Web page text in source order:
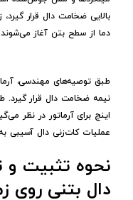
بالایی ضخامت دال قرار
دما از سطح بتن آغاز
طبق توصیه‌های مهندسی،
اینچ برای آرماتور در نظر
عملیات کات‌زنی دال آسیبی به
نحوه تثبیت و
دال بتنی روی